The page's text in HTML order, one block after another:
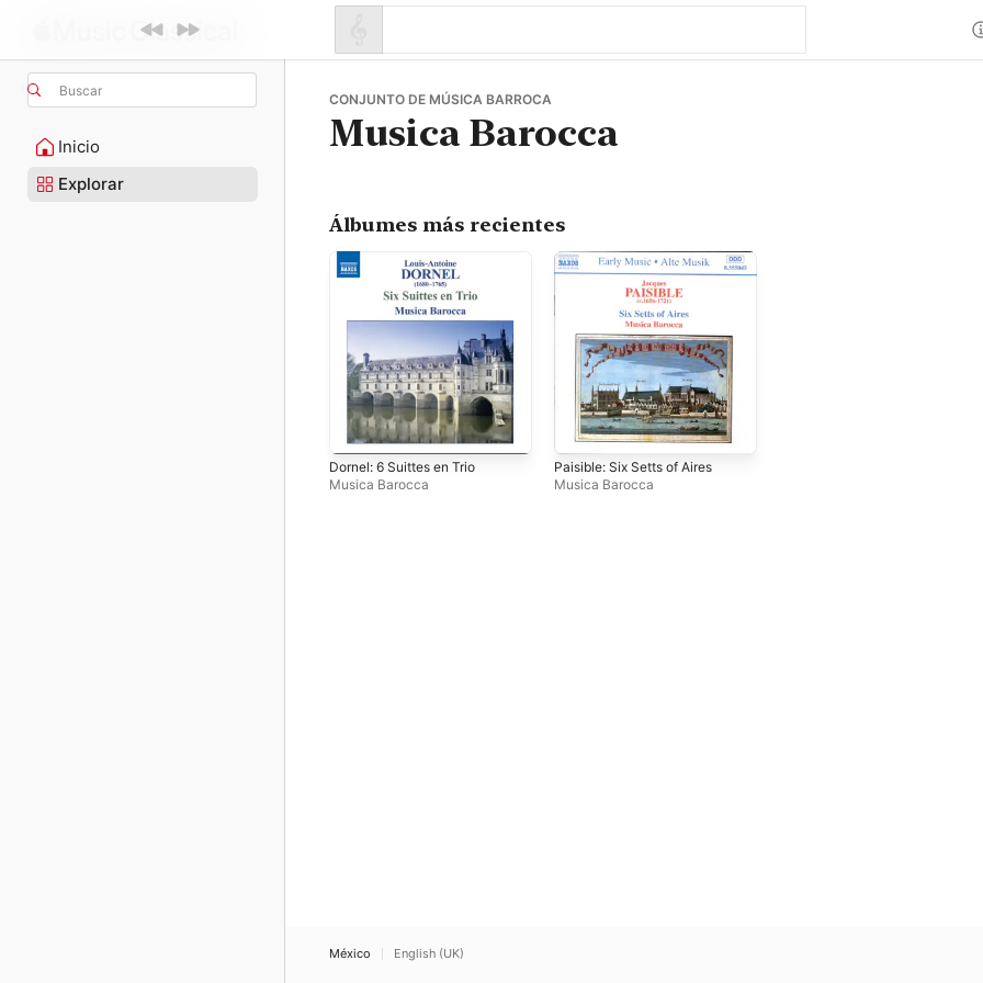
Buscar
Inicio
Explorar
CONJUNTO DE MÚSICA BARROCA
Musica Barocca
Álbumes más recientes
Dornel: 6 Suittes en Trio
Musica Barocca
Paisible: Six Setts of Aires
Musica Barocca
México English (UK)